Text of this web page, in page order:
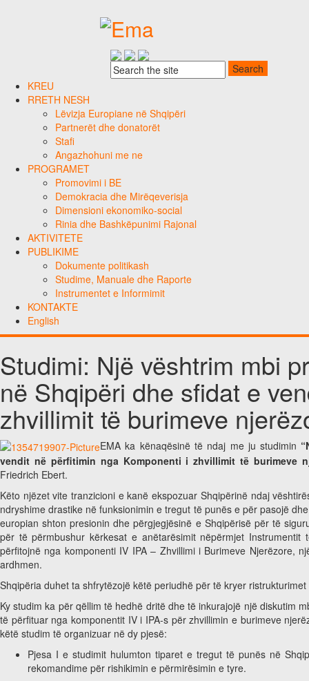
KREU
RRETH NESH
Lëvizja Europiane në Shqipëri
Partnerët dhe donatorët
Stafi
Angazhohuni me ne
PROGRAMET
Promovimi i BE
Demokracia dhe Mirëqeverisja
Dimensioni ekonomiko-social
Rinia dhe Bashkëpunimi Rajonal
AKTIVITETE
PUBLIKIME
Dokumente politikash
Studime, Manuale dhe Raporte
Instrumentet e Informimit
KONTAKTE
English
Studimi: Një vështrim mbi
në Shqipëri dhe sfidat e
zhvillimit të burimeve
EMA ka kënaqësinë të ndaj me ju studimin
vendit në përfitimin nga Komponenti i zhvillimit të burimeve
Friedrich Ebert.
Këto njëzet vite tranzicioni e kanë ekspozuar Shqipërinë ndaj
ndryshime drastike në funksionimin e tregut të punës e për pasojë
europian shton presionin dhe përgjegjësinë e Shqipërisë për të
për të përmbushur kërkesat e anëtarësimit nëpërmjet
përfitojnë nga komponenti IV IPA – Zhvillimi i Burimeve Njerëzore,
ardhmen.
Shqipëria duhet ta shfrytëzojë këtë periudhë për të kryer
Ky studim ka për qëllim të hedhë dritë dhe të inkurajojë një diskutim
të përfituar nga komponentit IV i IPA-s për zhvillimin e burimeve
këtë studim të organizuar në dy pjesë:
Pjesa I e studimit hulumton tiparet e tregut të punës në
rekomandime për rishikimin e përmirësimin e tyre.